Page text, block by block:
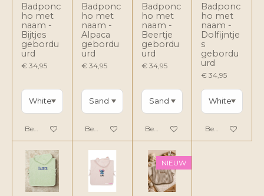
Badponc
ho met
naam -
Bijtjes
gebordu
urd
€ 34,95
Bekijk details
Badponc
ho met
naam -
Alpaca
gebordu
urd
€ 34,95
Bekijk details
Badponc
ho met
naam -
Beertje
gebordu
urd
€ 34,95
Bekijk details
Badponc
ho met
naam -
Dolfijntje
s
gebordu
urd
€ 34,95
Bekijk details
NIEUW